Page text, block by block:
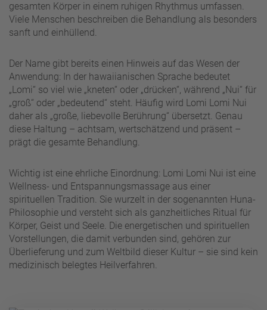
gesamten Körper in einem ruhigen Rhythmus umfassen.
Viele Menschen beschreiben die Behandlung als besonders
sanft und einhüllend.
Der Name gibt bereits einen Hinweis auf das Wesen der
Anwendung: In der hawaiianischen Sprache bedeutet
„Lomi“ so viel wie „kneten“ oder „drücken“, während „Nui“ für
„groß“ oder „bedeutend“ steht. Häufig wird Lomi Lomi Nui
daher als „große, liebevolle Berührung“ übersetzt. Genau
diese Haltung – achtsam, wertschätzend und präsent –
prägt die gesamte Behandlung.
Wichtig ist eine ehrliche Einordnung: Lomi Lomi Nui ist eine
Wellness- und Entspannungsmassage aus einer
spirituellen Tradition. Sie wurzelt in der sogenannten Huna-
Philosophie und versteht sich als ganzheitliches Ritual für
Körper, Geist und Seele. Die energetischen und spirituellen
Vorstellungen, die damit verbunden sind, gehören zur
Überlieferung und zum Weltbild dieser Kultur – sie sind kein
medizinisch belegtes Heilverfahren.